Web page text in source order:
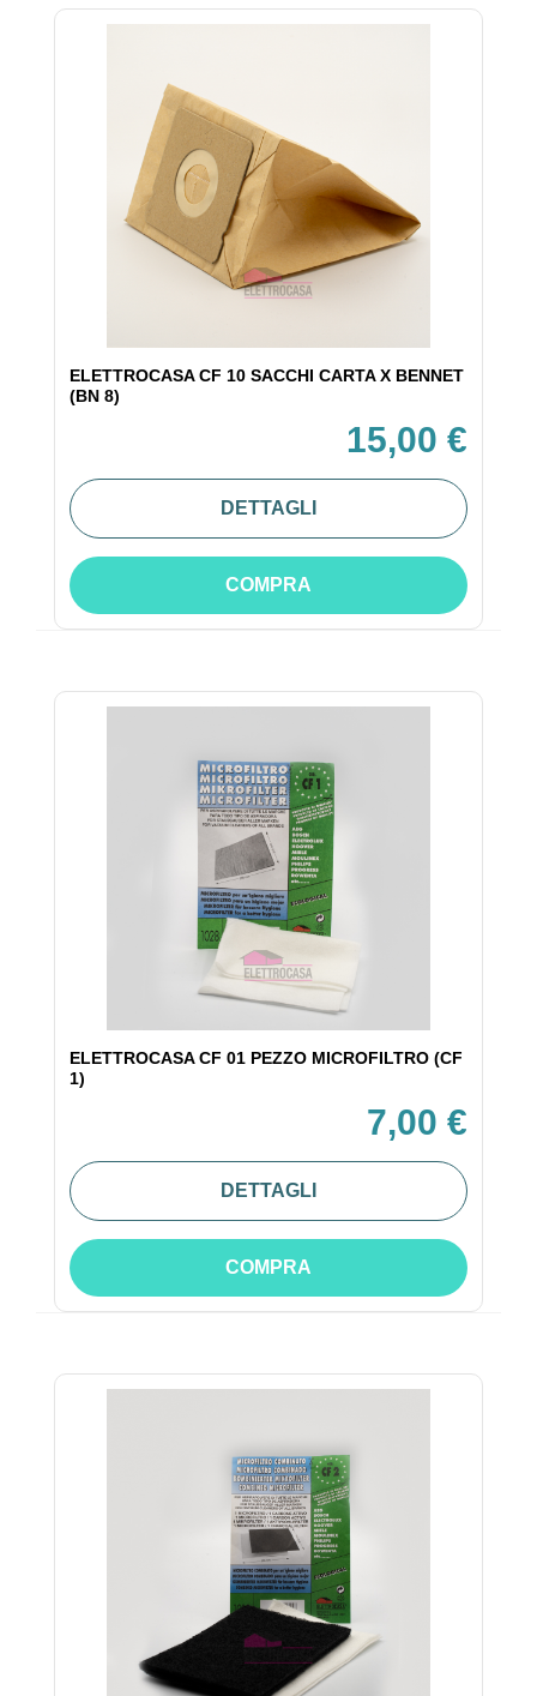
ELETTROCASA CF 10 SACCHI CARTA X BENNET
(BN 8)
15,00 €
DETTAGLI
COMPRA
ELETTROCASA CF 01 PEZZO MICROFILTRO (CF
1)
7,00 €
DETTAGLI
COMPRA